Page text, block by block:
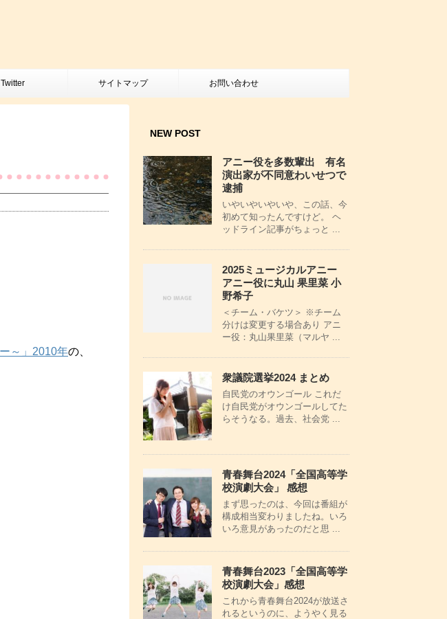
Twitter サイトマップ お問い合わせ
～」2010年の、
NEW POST
アニー役を多数輩出 有名
演出家が不同意わいせつで
逮捕
いやいやいやいや、この話、今
初めて知ったんですけど。 ヘ
ッドライン記事がちょっと ...
2025ミュージカルアニー
アニー役に丸山 果里菜 小
野希子
＜チーム・バケツ＞ ※チーム
分けは変更する場合あり アニ
ー役：丸山果里菜（マルヤ ...
衆議院選挙2024 まとめ
自民党のオウンゴール これだ
け自民党がオウンゴールしてた
らそうなる。過去、社会党 ...
青春舞台2024「全国高等学
校演劇大会」 感想
まず思ったのは、今回は番組が
構成相当変わりましたね。いろ
いろ意見があったのだと思 ...
青春舞台2023「全国高等学
校演劇大会」感想
これから青春舞台2024が放送さ
れるというのに、ようやく見る